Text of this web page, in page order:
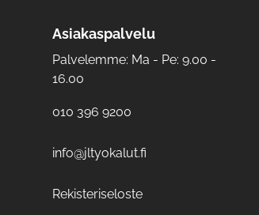
Asiakaspalvelu
Palvelemme: Ma - Pe: 9.00 -
16.00
010 396 9200
info@jltyokalut.fi
Rekisteriseloste